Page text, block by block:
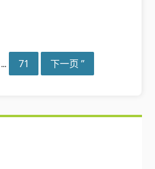
略
页
... 页
71
在
MyCAD
击
下一页 ”